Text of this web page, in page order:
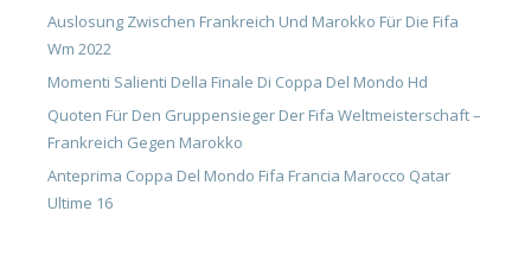
Auslosung Zwischen Frankreich Und Marokko Für Die Fifa
Wm 2022
Momenti Salienti Della Finale Di Coppa Del Mondo Hd
Quoten Für Den Gruppensieger Der Fifa Weltmeisterschaft –
Frankreich Gegen Marokko
Anteprima Coppa Del Mondo Fifa Francia Marocco Qatar
Ultime 16